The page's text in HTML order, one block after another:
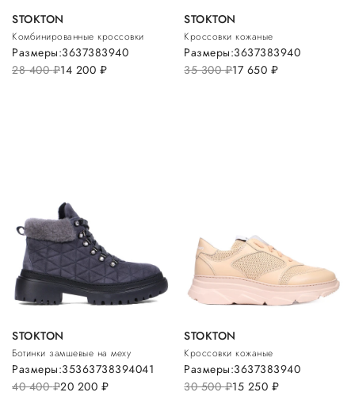
STOKTON
Комбинированные кроссовки
28 400руб.14 200 руб.
Размеры:3637383940
STOKTON
Кроссовки кожаные
35 300руб.17 650 руб.
Размеры:3637383940
STOKTON
Ботинки замшевые на меху
40 400руб.20 200 руб.
Размеры:35363738394041
STOKTON
Кроссовки кожаные
30 500руб.15 250 руб.
Размеры:3637383940